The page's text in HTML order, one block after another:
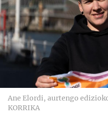
Ane Elordi, aurtengo
KORRIKA